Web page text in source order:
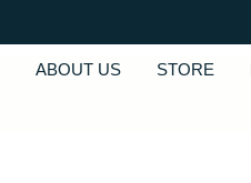
ABOUT US STORE